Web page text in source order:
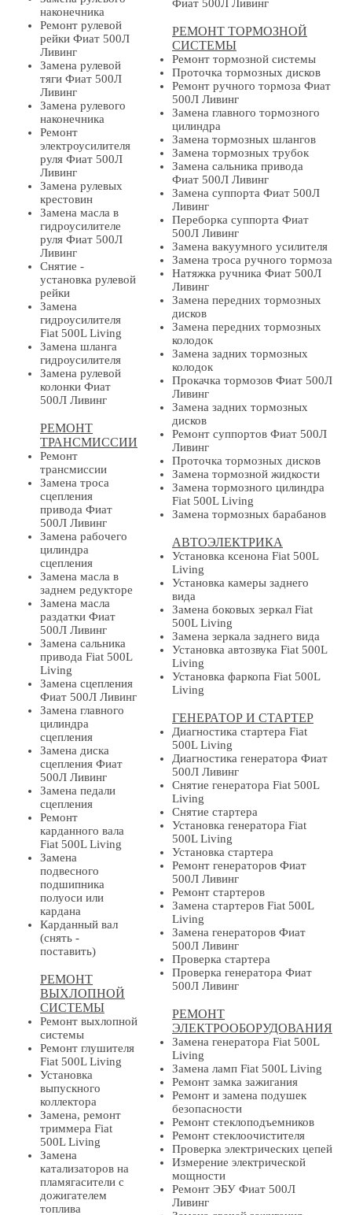
наконечника
Ремонт рулевой
рейки Фиат 500Л
Ливинг
Замена рулевой
тяги Фиат 500Л
Ливинг
Замена рулевого
наконечника
Ремонт
электроусилителя
руля Фиат 500Л
Ливинг
Замена рулевых
крестовин
Замена масла в
гидроусилителе
руля Фиат 500Л
Ливинг
Снятие -
установка рулевой
рейки
Замена
гидроусилителя
Fiat 500L Living
Замена шланга
гидроусилителя
Замена рулевой
колонки Фиат
500Л Ливинг
РЕМОНТ
ТРАНСМИССИИ
Ремонт
трансмиссии
Замена троса
сцепления
привода Фиат
500Л Ливинг
Замена рабочего
цилиндра
сцепления
Замена масла в
заднем редукторе
Замена масла
раздатки Фиат
500Л Ливинг
Замена сальника
привода Fiat 500L
Living
Замена сцепления
Фиат 500Л Ливинг
Замена главного
цилиндра
сцепления
Замена диска
сцепления Фиат
500Л Ливинг
Замена педали
сцепления
Ремонт
карданного вала
Fiat 500L Living
Замена
подвесного
подшипника
полуоси или
кардана
Карданный вал
(снять -
поставить)
РЕМОНТ
ВЫХЛОПНОЙ
СИСТЕМЫ
Ремонт выхлопной
системы
Ремонт глушителя
Fiat 500L Living
Установка
выпускного
коллектора
Замена, ремонт
триммера Fiat
500L Living
Замена
катализаторов на
пламягасители с
дожигателем
топлива
Фиат 500Л Ливинг
РЕМОНТ ТОРМОЗНОЙ
СИСТЕМЫ
Ремонт тормозной системы
Проточка тормозных дисков
Ремонт ручного тормоза Фиат
500Л Ливинг
Замена главного тормозного
цилиндра
Замена тормозных шлангов
Замена тормозных трубок
Замена сальника привода
Фиат 500Л Ливинг
Замена суппорта Фиат 500Л
Ливинг
Переборка суппорта Фиат
500Л Ливинг
Замена вакуумного усилителя
Замена троса ручного тормоза
Натяжка ручника Фиат 500Л
Ливинг
Замена передних тормозных
дисков
Замена передних тормозных
колодок
Замена задних тормозных
колодок
Прокачка тормозов Фиат 500Л
Ливинг
Замена задних тормозных
дисков
Ремонт суппортов Фиат 500Л
Ливинг
Проточка тормозных дисков
Замена тормозной жидкости
Замена тормозного цилиндра
Fiat 500L Living
Замена тормозных барабанов
АВТОЭЛЕКТРИКА
Установка ксенона Fiat 500L
Living
Установка камеры заднего
вида
Замена боковых зеркал Fiat
500L Living
Замена зеркала заднего вида
Установка автозвука Fiat 500L
Living
Установка фаркопа Fiat 500L
Living
ГЕНЕРАТОР И СТАРТЕР
Диагностика стартера Fiat
500L Living
Диагностика генератора Фиат
500Л Ливинг
Снятие генератора Fiat 500L
Living
Снятие стартера
Установка генератора Fiat
500L Living
Установка стартера
Ремонт генераторов Фиат
500Л Ливинг
Ремонт стартеров
Замена стартеров Fiat 500L
Living
Замена генераторов Фиат
500Л Ливинг
Проверка стартера
Проверка генератора Фиат
500Л Ливинг
РЕМОНТ
ЭЛЕКТРООБОРУДОВАНИЯ
Замена генератора Fiat 500L
Living
Замена ламп Fiat 500L Living
Ремонт замка зажигания
Ремонт и замена подушек
безопасности
Ремонт стеклоподъемников
Ремонт стеклоочистителя
Проверка электрических цепей
Измерение электрической
мощности
Ремонт ЭБУ Фиат 500Л
Ливинг